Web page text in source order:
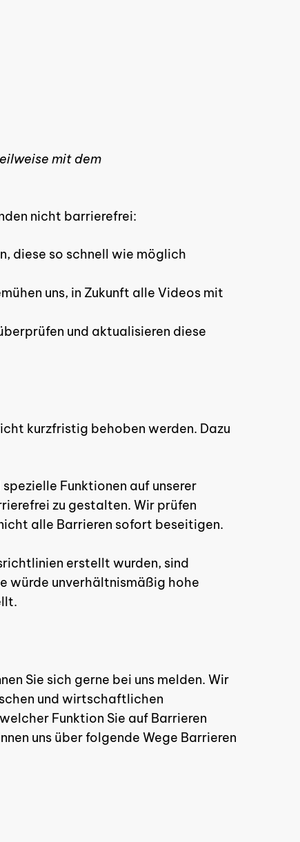
sich keine Produkte im
Warenkorb.
GO TO SHOP
mit dem
nicht barrierefrei:
diese so schnell wie möglich
uns, in Zukunft alle Videos mit
und aktualisieren diese
kurzfristig behoben werden. Dazu
Funktionen auf unserer
zu gestalten. Wir prüfen
alle Barrieren sofort beseitigen.
erstellt wurden, sind
würde unverhältnismäßig hohe
Sie sich gerne bei uns melden. Wir
und wirtschaftlichen
Funktion Sie auf Barrieren
uns über folgende Wege Barrieren